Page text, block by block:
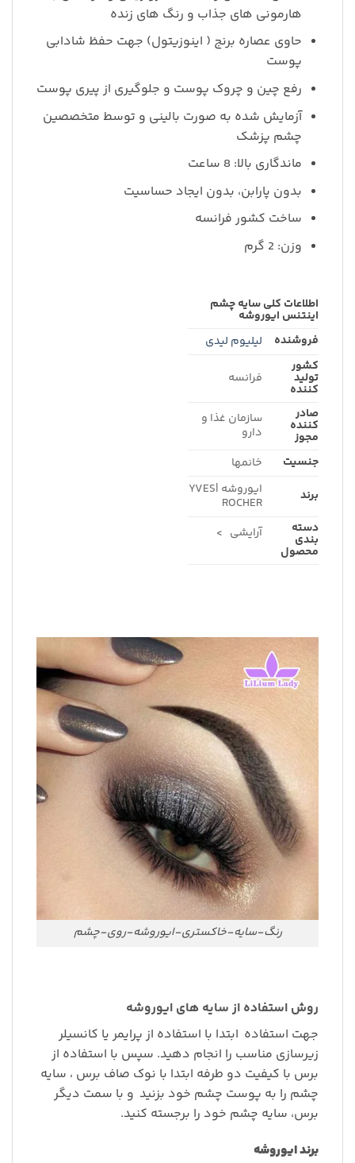
هارمونی های جذاب و رنگ های زنده
حاوی عصاره برنج ( اینوزیتول) جهت حفظ شادابی
پوست
رفع چین و چروک پوست و جلوگیری از پیری پوست
آزمایش شده به صورت بالینی و توسط متخصصین
چشم پزشک
ماندگاری بالا: 8 ساعت
بدون پارابن، بدون ایجاد حساسیت
ساخت کشور فرانسه
وزن: 2 گرم
اطلاعات کلی سایه چشم
اینتنس ایوروشه
فروشنده
لیلیوم لیدی
کشور
تولید
کننده
فرانسه
صادر
کننده
مجوز
سازمان غذا و
دارو
جنسیت
خانمها
برند
ایوروشه |YVES
ROCHER
دسته
بندی
محصول
آرایشی >
رنگ-سایه-خاکستری-ایوروشه-روی-چشم
روش استفاده از سایه های ایوروشه
جهت استفاده ابتدا با استفاده از پرایمر یا کانسیلر
زیرسازی مناسب را انجام دهید. سپس با استفاده از
برس با کیفیت دو طرفه ابتدا با نوک صاف برس ، سایه
چشم را به پوست چشم خود بزنید و با سمت دیگر
برس، سایه چشم خود را برجسته کنید.
برند ایوروشه